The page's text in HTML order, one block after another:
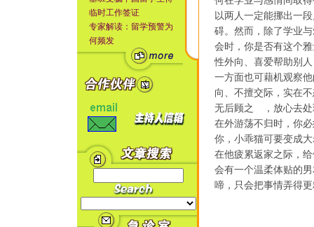
临时工作签证
专家解读：留学预警为
何频发
以两人一定能挪出一
碍。然而，除了学业
会时，你是否有这个
性外向、喜爱帮助别
一方面也可藉机观察
向、不擅交际，实在
无后顾之 ，放心去处
在外游荡不归时，你
你，小乖猫可要变成
在他疲累返家之际，
会有一个温柔体贴的
啼，只会把事情弄得